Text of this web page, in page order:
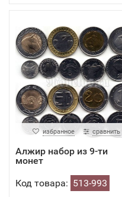
избранное сравнить
Алжир набор из 9-ти
монет
Код товара: 513-993